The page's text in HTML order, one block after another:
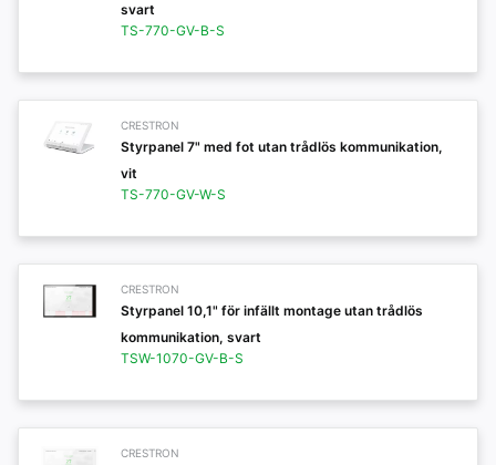
svart
TS-770-GV-B-S
CRESTRON
Styrpanel 7" med fot utan trådlös kommunikation,
vit
TS-770-GV-W-S
CRESTRON
Styrpanel 10,1" för infällt montage utan trådlös
kommunikation, svart
TSW-1070-GV-B-S
CRESTRON